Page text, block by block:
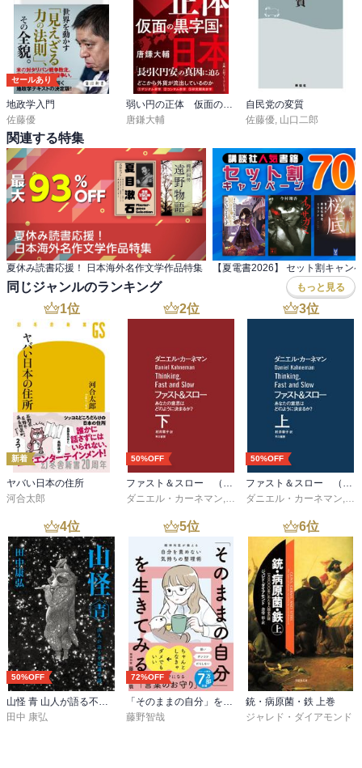
セールあり
地政学入門
佐藤優
唐鎌大輔
自民党の変質
佐藤優 山口二郎
関連する特集
夏休み読書応援！ 日本海外名作文学作品特集 【夏電書2026】 セット割キャン
同じジャンルのランキング もっと見る
1位
新着
ヤバい日本の住所
河合太郎
2位
50%OFF
ファスト＆スロー （下）
ダニエル・カーネマン, 村井章子
3位
50%OFF
ファスト＆スロー （上）
ダニエル・カーネマン, 村
4位
50%OFF
田中 康弘
5位
72%OFF
藤野智哉
6位
銃・病原菌・鉄 上巻
ジャレド・ダイアモンド